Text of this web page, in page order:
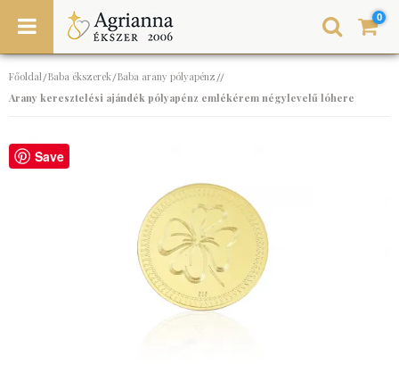
0
Főoldal/Baba ékszerek/Baba arany pólyapénz//
Arany keresztelési ajándék pólyapénz emlékérem négylevelű lóhere
Save